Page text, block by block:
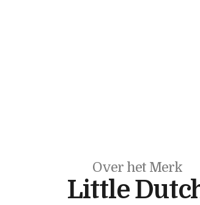
Over het Merk
Little